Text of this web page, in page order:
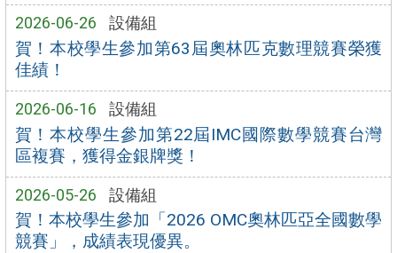
2026-06-26 設備組
賀！本校學生參加第63屆奧林匹克數理競賽榮獲
佳績！
2026-06-16 設備組
賀！本校學生參加第22屆IMC國際數學競賽台灣
區複賽，獲得金銀牌獎！
2026-05-26 設備組
賀！本校學生參加「2026 OMC奧林匹亞全國數學
競賽」，成績表現優異。